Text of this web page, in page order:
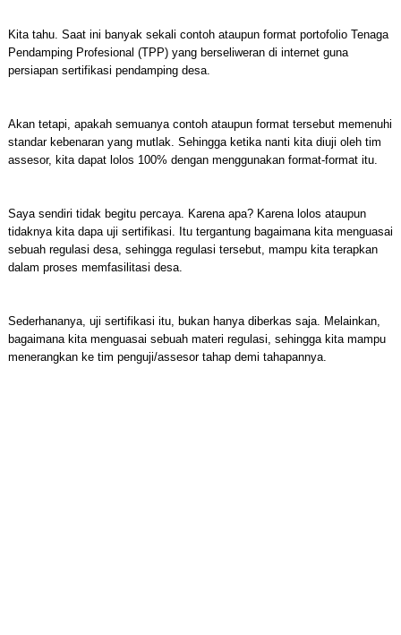
Kita tahu. Saat ini banyak sekali contoh ataupun format portofolio Tenaga
Pendamping Profesional (TPP) yang berseliweran di internet guna
persiapan sertifikasi pendamping desa.
Akan tetapi, apakah semuanya contoh ataupun format tersebut memenuhi
standar kebenaran yang mutlak. Sehingga ketika nanti kita diuji oleh tim
assesor, kita dapat lolos 100% dengan menggunakan format-format itu.
Saya sendiri tidak begitu percaya. Karena apa? Karena lolos ataupun
tidaknya kita dapa uji sertifikasi. Itu tergantung bagaimana kita menguasai
sebuah regulasi desa, sehingga regulasi tersebut, mampu kita terapkan
dalam proses memfasilitasi desa.
Sederhananya, uji sertifikasi itu, bukan hanya diberkas saja. Melainkan,
bagaimana kita menguasai sebuah materi regulasi, sehingga kita mampu
menerangkan ke tim penguji/assesor tahap demi tahapannya.